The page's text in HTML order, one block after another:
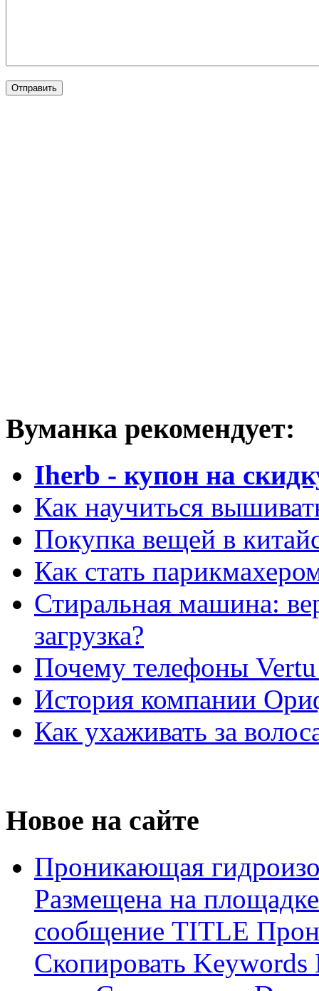
Вуманка рекомендует:
Iherb - купон на
Как научиться
Покупка вещей в
Как стать
Стиральная машина:
загрузка?
Почему телефоны Vertu
История компании
Как ухаживать за
Новое на сайте
Проникающая
Размещена на
сообщение TITLE
Скопировать